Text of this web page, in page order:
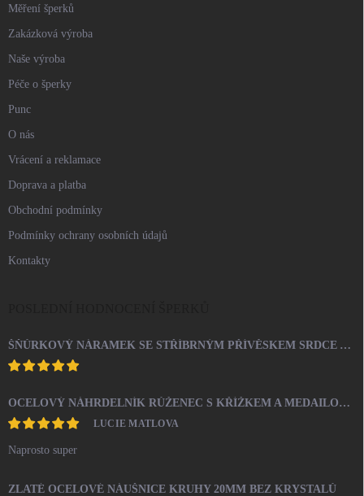
Měření šperků
Zakázková výroba
Naše výroba
Péče o šperky
Punc
O nás
Vrácení a reklamace
Doprava a platba
Obchodní podmínky
Podmínky ochrany osobních údajů
Kontakty
ŠŇŮRKOVÝ NÁRAMEK SE STŘÍBRNÝM PŘÍVĚSKEM SRDCE A KRYSTALY SWAROVSKI CRYSTAL (STŘÍBRO 925/1000)
OCELOVÝ NÁHRDELNÍK RŮŽENEC S KŘÍŽKEM A MEDAILONEM
LUCIE MATLOVA
Naprosto super
ZLATÉ OCELOVÉ NÁUŠNICE KRUHY 20MM BEZ KRYSTALŮ